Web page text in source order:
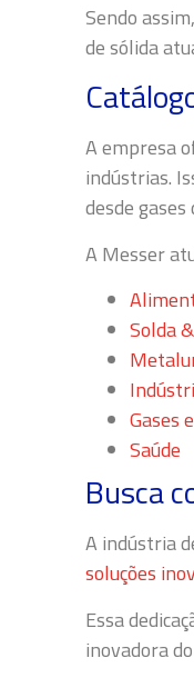
Sendo
de sólida
A empresa
indústrias.
desde
A Messer
Solda
Gases
Saúde
Busca
A indústria
soluções
Essa
inovadora